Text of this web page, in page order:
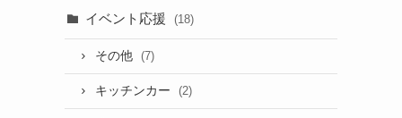
イベント応援 (18)
その他 (7)
キッチンカー (2)